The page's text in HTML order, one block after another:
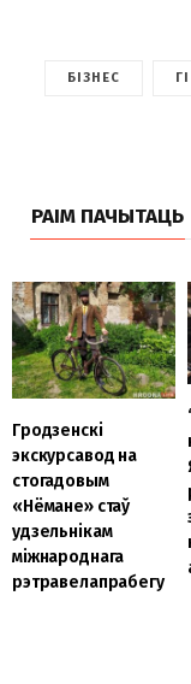
БІЗНЕС
РАІМ ПАЧЫТАЦЬ
Гродзенскі
экскурсавод на
стогадовым
«Нёмане» стаў
удзельнікам
міжнароднага
рэтравелапрабегу